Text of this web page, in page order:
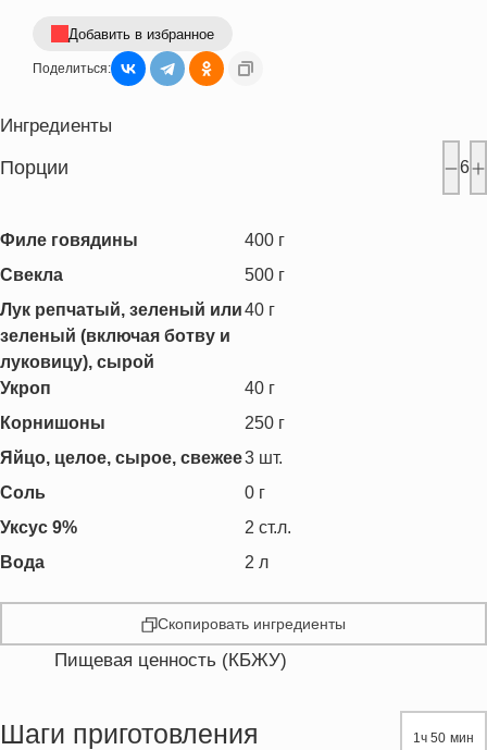
Добавить в избранное
Поделиться:
Ингредиенты
Порции 6
Филе говядины 400 г
Свекла
500 г
Лук репчатый, зеленый или
зеленый (включая ботву и
луковицу), сырой
40 г
Укроп 40 г
Корнишоны
250 г
Яйцо, целое, сырое, свежее3 шт.
Соль
0 г
Уксус 9%
2 ст.л.
Вода
2 л
Скопировать ингредиенты
Пищевая ценность (КБЖУ)
Жиры
Шаги приготовления 1ч 50 мин